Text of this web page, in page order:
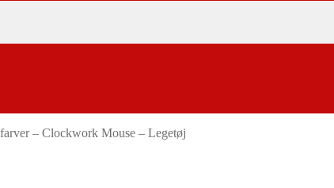
– Clockwork Mouse – Legetøj